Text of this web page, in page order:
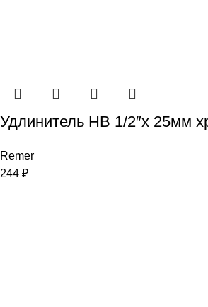
Удлинитель НВ 1/2″x 25мм
Remer
244 ₽